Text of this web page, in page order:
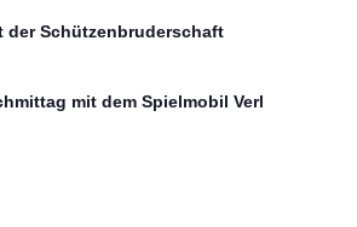
der Schützenbruderschaft
mit dem Spielmobil Verl